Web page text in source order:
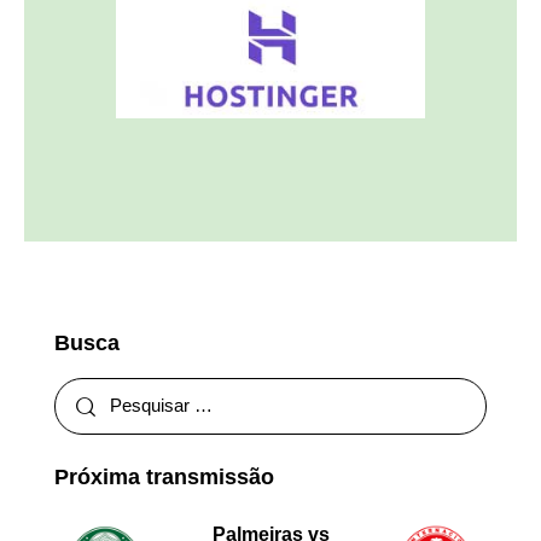
Busca
Próxima transmissão
Palmeiras vs